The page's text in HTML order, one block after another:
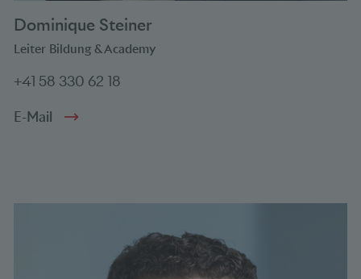
Dominique Steiner
Leiter Bildung & Academy
+41 58 330 62 18
E-Mail